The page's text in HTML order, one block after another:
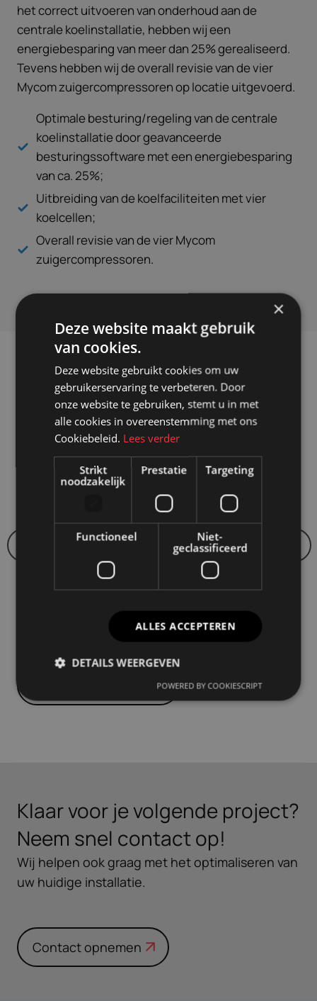
het correct uitvoeren van onderhoud aan de
centrale koelinstallatie, hebben wij een
energiebesparing van meer dan 25% gerealiseerd.
Tevens hebben wij de overall revisie van de vier
Mycom zuigercompressoren op locatie uitgevoerd.
Optimale besturing/regeling van de centrale
koelinstallatie door geavanceerde
besturingssoftware met een energiebesparing
van ca. 25%;
Uitbreiding van de koelfaciliteiten met vier
koelcellen;
Overall revisie van de vier Mycom
zuigercompressoren.
PROJECTEN
Onze succesverhalen en lopende
projecten
ERP/Varekamp
Klaar voor je volgende project?
Neem snel contact op!
Wij helpen ook graag met het optimaliseren van
uw huidige installatie.
Contact opnemen
×
Deze website maakt gebruik
van cookies.
Deze website gebruikt cookies om uw
gebruikerservaring te verbeteren. Door
onze website te gebruiken, stemt u in met
alle cookies in overeenstemming met ons
Cookiebeleid. Lees verder
Strikt
noodzakelijk
Prestatie Targeting
Functioneel
Niet-
geclassificeerd
ALLES ACCEPTEREN
DETAILS WEERGEVEN
POWERED BY COOKIESCRIPT